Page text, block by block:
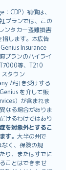
CDP）補償は、
プランでは、この
ンタカー盗難損害
指します。本広告
Insurance
プランのハイライ
等、T210
タウン
が引き受けする
を介して販
）が含まれま
なる場合がありま
けるわけではあり
を対象外とするこ
す。 大半の州で
く、保険の規
り、またはすでに
ことはできませ